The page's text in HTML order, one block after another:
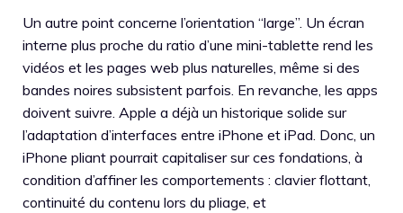
Un autre point concerne l’orientation “large”. Un écran
interne plus proche du ratio d’une mini-tablette rend les
vidéos et les pages web plus naturelles, même si des
bandes noires subsistent parfois. En revanche, les apps
doivent suivre. Apple a déjà un historique solide sur
l’adaptation d’interfaces entre iPhone et iPad. Donc, un
iPhone pliant pourrait capitaliser sur ces fondations, à
condition d’affiner les comportements : clavier flottant,
continuité du contenu lors du pliage, et